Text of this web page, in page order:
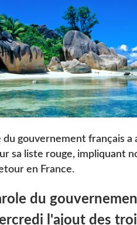
du gouvernement français
sa liste rouge, impliquant
en France.
du
l'ajout des